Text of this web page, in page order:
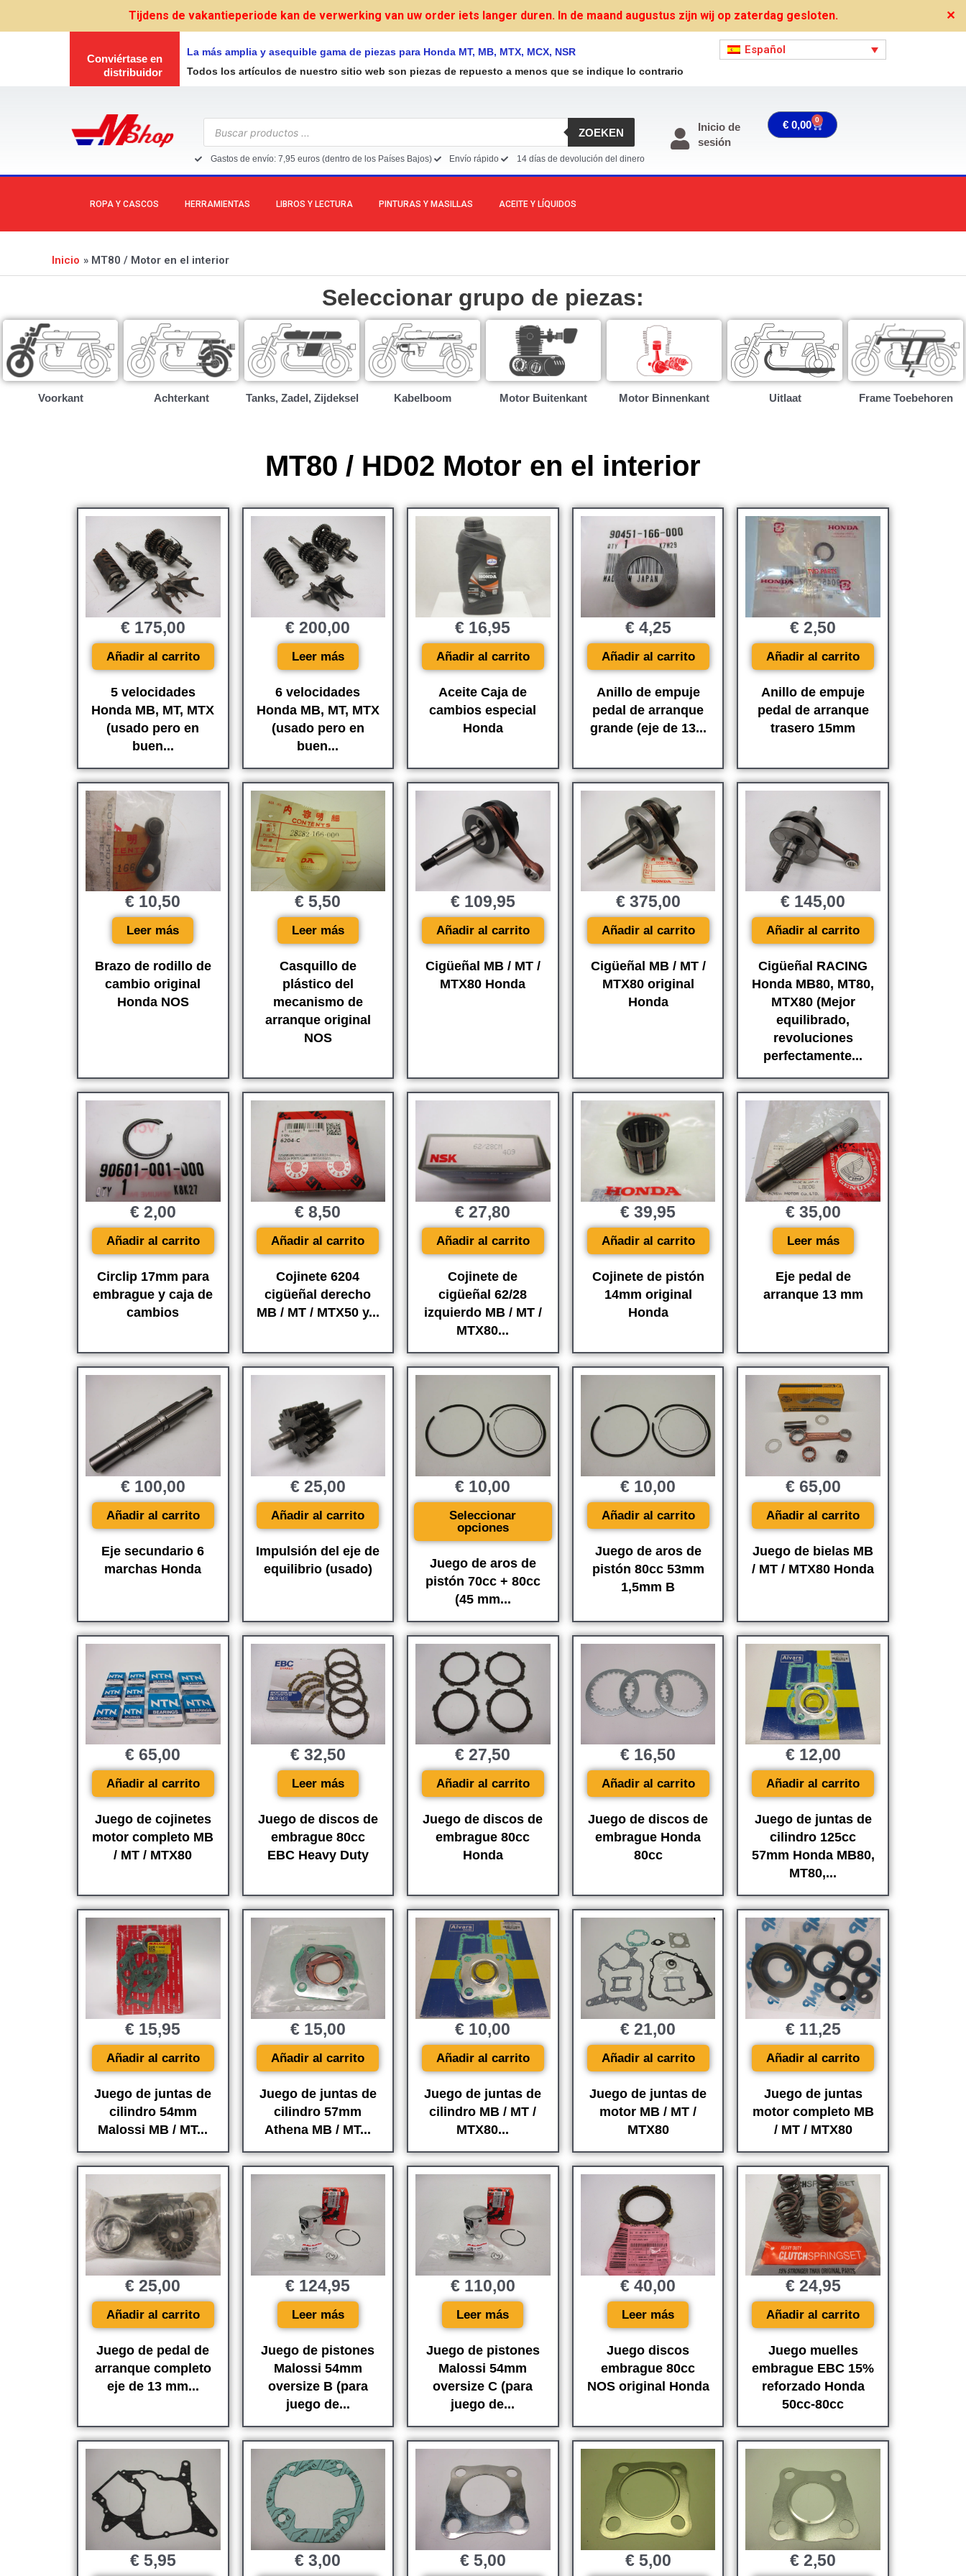
Tijdens de vakantieperiode kan de verwerking van uw order iets langer duren. In de maand augustus zijn wij op zaterdag gesloten. ✕
Conviértase en
distribuidor
La más amplia y asequible gama de piezas para Honda MT, MB, MTX, MCX, NSR
Todos los artículos de nuestro sitio web son piezas de repuesto a menos que se indique lo contrario
Español
Búsqueda
de
productos
ZOEKEN
Gastos de envío: 7,95 euros (dentro de los Países Bajos) Envío rápido 14 días de devolución del dinero
Inicio de
sesión
€ 0,00 0 Carrito
ROPA Y CASCOS HERRAMIENTAS LIBROS Y LECTURA PINTURAS Y MASILLAS ACEITE Y LÍQUIDOS
Inicio MT80 / Motor en el interior
Seleccionar grupo de piezas:
Voorkant Achterkant Tanks, Zadel, Zijdeksel Kabelboom Motor Buitenkant Motor Binnenkant Uitlaat Frame Toebehoren
MT80 / HD02 Motor en el interior
5 velocidades
Honda MB, MT, MTX
(usado pero en
buen...
€175,00
Añadir al carrito
6 velocidades
Honda MB, MT, MTX
(usado pero en
buen...
€ 200,00
Leer más
Aceite Caja de
cambios especial
Honda
€ 16,95
Añadir al carrito
Anillo de empuje
pedal de arranque
grande (eje de 13...
€4,25
Añadir al carrito
Anillo de empuje
pedal de arranque
trasero 15mm
€ 2,50
Añadir al carrito
Brazo de rodillo de
cambio original
Honda NOS
€ 10,50
Leer más
Casquillo de
plástico del
mecanismo de
arranque original
NOS
€ 5,50
Leer más
Cigüeñal MB / MT /
MTX80 Honda
€109,95
Añadir al carrito
Cigüeñal MB / MT /
MTX80 original
Honda
€375,00
Añadir al carrito
Cigüeñal RACING
Honda MB80, MT80,
MTX80 (Mejor
equilibrado,
revoluciones
perfectamente...
€ 145,00
Añadir al carrito
Circlip 17mm para
embrague y caja de
cambios
€2,00
Añadir al carrito
Cojinete 6204
cigüeñal derecho
MB / MT / MTX50 y...
€ 8,50
Añadir al carrito
Cojinete de
cigüeñal 62/28
izquierdo MB / MT /
MTX80...
€ 27,80
Añadir al carrito
Cojinete de pistón
14mm original
Honda
€ 39,95
Añadir al carrito
Eje pedal de
arranque 13 mm
€35,00
Leer más
Eje secundario 6
marchas Honda
€100,00
Añadir al carrito
Impulsión del eje de
equilibrio (usado)
€25,00
Añadir al carrito
Juego de aros de
pistón 70cc + 80cc
(45 mm...
€ 10,00
Seleccionar
opciones
Juego de aros de
pistón 80cc 53mm
1,5mm B
€ 10,00
Añadir al carrito
Juego de bielas MB
/ MT / MTX80 Honda
€65,00
Añadir al carrito
Juego de cojinetes
motor completo MB
/ MT / MTX80
€ 65,00
Añadir al carrito
Juego de discos de
embrague 80cc
EBC Heavy Duty
€32,50
Leer más
Juego de discos de
embrague 80cc
Honda
€ 27,50
Añadir al carrito
Juego de discos de
embrague Honda
80cc
€ 16,50
Añadir al carrito
Juego de juntas de
cilindro 125cc
57mm Honda MB80,
MT80,...
€12,00
Añadir al carrito
Juego de juntas de
cilindro 54mm
Malossi MB / MT...
€ 15,95
Añadir al carrito
Juego de juntas de
cilindro 57mm
Athena MB / MT...
€15,00
Añadir al carrito
Juego de juntas de
cilindro MB / MT /
MTX80...
€ 10,00
Añadir al carrito
Juego de juntas de
motor MB / MT /
MTX80
€ 21,00
Añadir al carrito
Juego de juntas
motor completo MB
/ MT / MTX80
€11,25
Añadir al carrito
Juego de pedal de
arranque completo
eje de 13 mm...
€ 25,00
Añadir al carrito
Juego de pistones
Malossi 54mm
oversize B (para
juego de...
€ 124,95
Leer más
Juego de pistones
Malossi 54mm
oversize C (para
juego de...
€110,00
Leer más
Juego discos
embrague 80cc
NOS original Honda
€ 40,00
Leer más
Juego muelles
embrague EBC 15%
reforzado Honda
50cc-80cc
€24,95
Añadir al carrito
€5,95 € 3,00 €5,00 €5,00 € 2,50